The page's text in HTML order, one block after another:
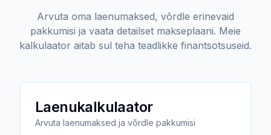
Arvuta oma laenumaksed, võrdle erinevaid
pakkumisi ja vaata detailset makseplaani. Meie
kalkulaator aitab sul teha teadlikke finantsotsuseid.
Laenukalkulaator
Arvuta laenumaksed ja võrdle pakkumisi